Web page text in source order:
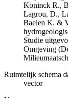
Koninck R.,
Lagrou, D.,
Baelen K. &
Studie
Omgeving
Ruimtelijk schema
vector